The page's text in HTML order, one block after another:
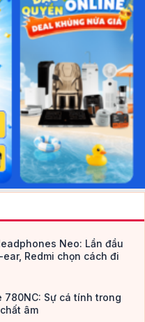
Neo: Lần đầu
Redmi chọn cách đi
780NC: Sự cá tính trong
âm